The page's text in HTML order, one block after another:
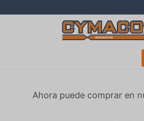
Ahora puede comprar en
close
directions_car
smartphone